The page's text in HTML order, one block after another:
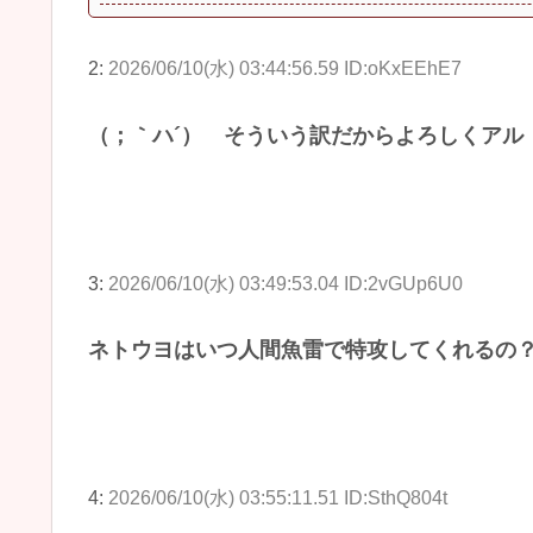
2: 2026/06/10(水) 03:44:56.59 ID:oKxEEhE7
（；｀ハ´） そういう訳だからよろしくアル
3: 2026/06/10(水) 03:49:53.04 ID:2vGUp6U0
ネトウヨはいつ人間魚雷で特攻してくれるの
4: 2026/06/10(水) 03:55:11.51 ID:SthQ804t